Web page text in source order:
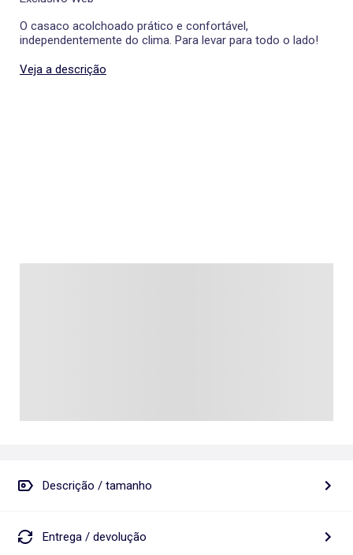
O casaco acolchoado prático e confortável,
independentemente do clima. Para levar para todo o lado!
Veja a descrição
Descrição / tamanho
Entrega / devolução